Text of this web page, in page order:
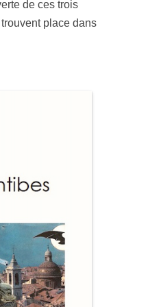
de ces trois
place dans